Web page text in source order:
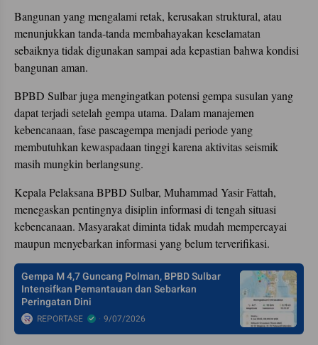
Bangunan yang mengalami retak, kerusakan struktural, atau
menunjukkan tanda-tanda membahayakan keselamatan
sebaiknya tidak digunakan sampai ada kepastian bahwa kondisi
bangunan aman.
BPBD Sulbar juga mengingatkan potensi gempa susulan yang
dapat terjadi setelah gempa utama. Dalam manajemen
kebencanaan, fase pascagempa menjadi periode yang
membutuhkan kewaspadaan tinggi karena aktivitas seismik
masih mungkin berlangsung.
Kepala Pelaksana BPBD Sulbar, Muhammad Yasir Fattah,
menegaskan pentingnya disiplin informasi di tengah situasi
kebencanaan. Masyarakat diminta tidak mudah mempercayai
maupun menyebarkan informasi yang belum terverifikasi.
Gempa M 4,7 Guncang Polman, BPBD Sulbar
Intensifkan Pemantauan dan Sebarkan
Peringatan Dini
REPORTASE 9/07/2026